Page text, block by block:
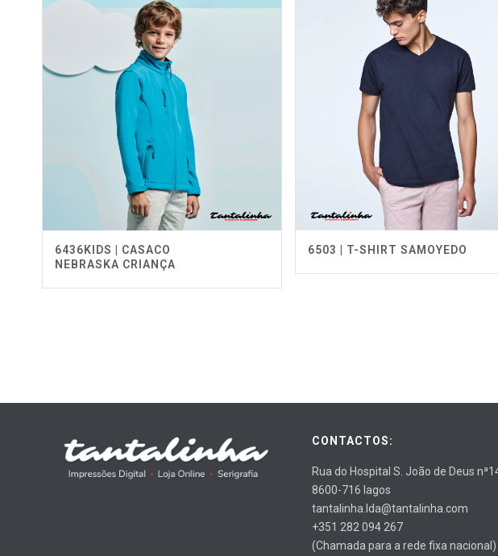
6436KIDS | CASACO
NEBRASKA CRIANÇA
6503 | T-SHIRT SAMOYEDO
CONTACTOS:
Rua do Hospital S. João de Deus
8600-716 lagos
tantalinha.lda@tantalinha.com
+351 282 094 267
(Chamada para a rede fixa nacional)